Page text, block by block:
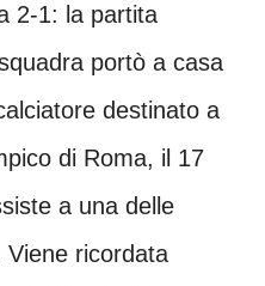
2-1: la partita
portò a casa
destinato a
di Roma, il 17
a una delle
Viene ricordata